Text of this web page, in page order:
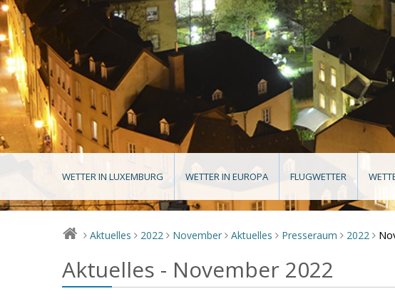
WETTER IN LUXEMBURG WETTER IN EUROPA FLUGWETTER
> Aktuelles > 2022 > November > Aktuelles > Presseraum > 2022 >
Aktuelles - November 2022